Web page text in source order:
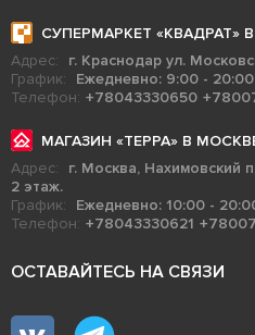
СУПЕРМАРКЕТ «КВАДРАТ»
Адрес:
г. Краснодар ул.
График:
Ежедневно: 9:00 - 20:00
Телефон: +78043330650
МАГАЗИН «ТЕРРА» В
Адрес:
г. Москва, Нахимовский
2 этаж.
График:
Ежедневно: 10:00 -
Телефон: +78043330621
ОСТАВАЙТЕСЬ НА СВЯЗИ